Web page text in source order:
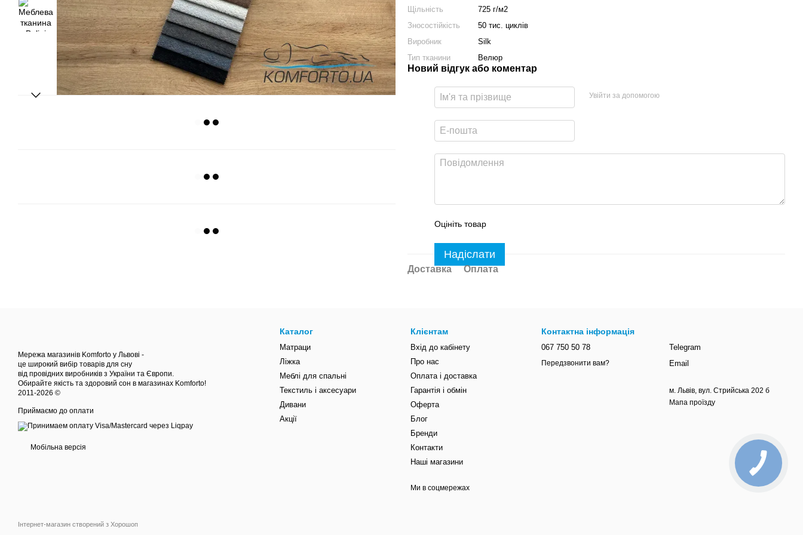
Щільність
725 г/м2
Зносостійкість
50 тис. циклів
Виробник
Silk
Тип тканини
Велюр
Новий відгук або коментар
Увійти за допомогою
Оцініть товар
Надіслати
Доставка Оплата
Мережа магазинів Komforto у Львові -
це широкий вибір товарів для сну
від провідних виробників з України та Європи.
Обирайте якість та здоровий сон в магазинах Komforto!
2011-2026 ©
Приймаємо до оплати
Мобільна версія
Інтернет-магазин створений з Хорошоп
Каталог
Матраци
Ліжка
Меблі для спальні
Текстиль і аксесуари
Дивани
Акції
Клієнтам
Вхід до кабінету
Про нас
Оплата і доставка
Гарантія і обмін
Оферта
Блог
Бренди
Контакти
Наші магазини
Ми в соцмережах
Контактна інформація
067 750 50 78
Передзвонити вам?
Telegram
Email
м. Львів, вул. Стрийська 202 б
Мапа проїзду